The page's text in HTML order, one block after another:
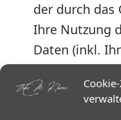
der durch das
Ihre Nutzung
Daten (inkl.
Verarbeitung
verhindern,